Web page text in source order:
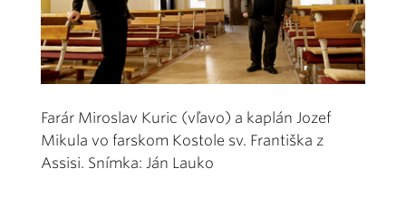
Farár Miroslav Kuric (vľavo) a kaplán Jozef
Mikula vo farskom Kostole sv. Františka z
Assisi. Snímka: Ján Lauko